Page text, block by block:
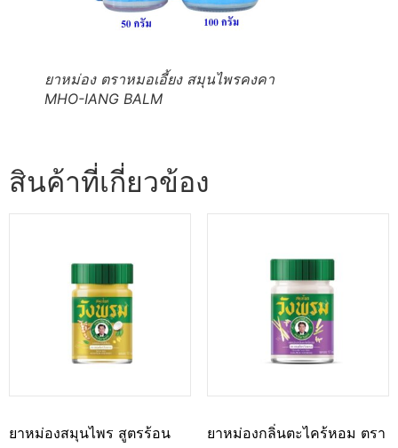
ยาหม่อง ตราหมอเอี้ยง สมุนไพรคงคา
MHO-IANG BALM
สินค้าที่เกี่ยวข้อง
ยาหม่องสมุนไพร สูตรร้อน
ยาหม่องกลิ่นตะไคร้หอม ตรา